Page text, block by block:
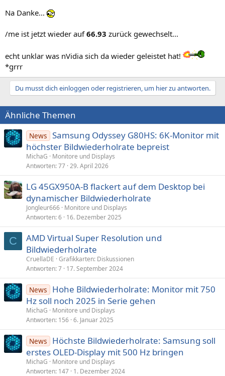
Na Danke...
/me ist jetzt wieder auf66.93 zurück gewechselt...
echt unklar was nVidia sich da wieder geleistet hat!
*grrr
Du musst dich einloggen oder registrieren, um hier zu antworten.
Ähnliche Themen
News Samsung Odyssey G80HS: 6K-Monitor mit
höchster Bildwiederholrate bepreist
MichaG
Monitore und Displays
Antworten 77 29. April 2026
LG 45GX950A-B flackert auf dem Desktop bei
dynamischer Bildwiederholrate
Jongleur666 Monitore und Displays
Antworten 6 16. Dezember 2025
C
AMD Virtual Super Resolution und
Bildwiederholrate
CruellaDE Grafikkarten: Diskussionen
Antworten 7 17. September 2024
News
Hohe Bildwiederholrate: Monitor mit 750
Hz soll noch 2025 in Serie gehen
MichaG
Monitore und Displays
Antworten 156 6. Januar 2025
News
Höchste Bildwiederholrate: Samsung soll
erstes OLED-Display mit 500 Hz bringen
MichaG
Monitore und Displays
Antworten 147 1. Dezember 2024